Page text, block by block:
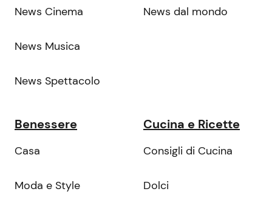
News Cinema
News Musica
News Spettacolo
News dal mondo
Benessere
Casa
Moda e Style
Cucina e Ricette
Consigli di Cucina
Dolci